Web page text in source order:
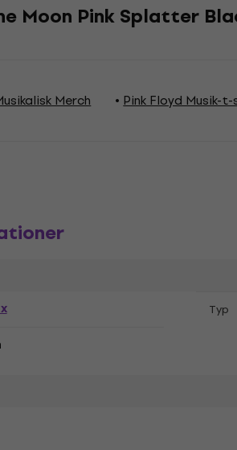
Moon Pink Splatter
Merch Pink Floyd Musik-
Typ